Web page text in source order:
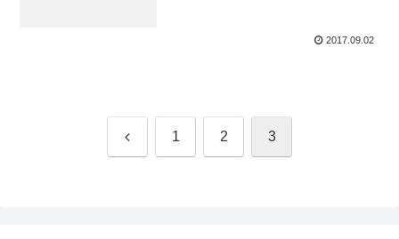
2017.09.02
前 1 2 3